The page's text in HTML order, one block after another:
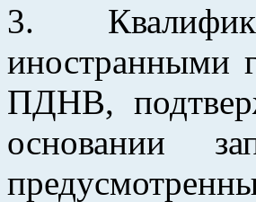
3.
иностранными
ПДНВ,
основании